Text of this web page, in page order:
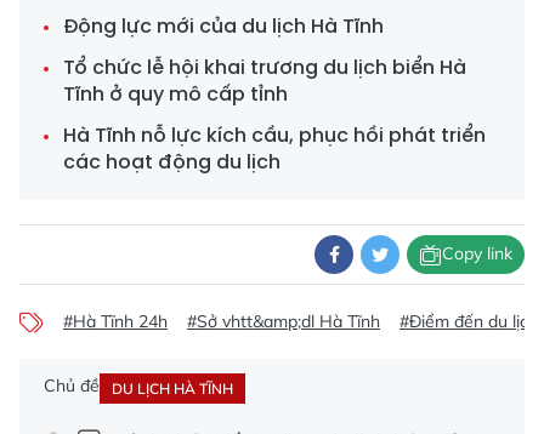
Động lực mới của du lịch Hà Tĩnh
Tổ chức lễ hội khai trương du lịch biển Hà
Tĩnh ở quy mô cấp tỉnh
Hà Tĩnh nỗ lực kích cầu, phục hồi phát triển
các hoạt động du lịch
Copy link
#Hà Tĩnh 24h #Sở vhtt&amp;dl Hà Tĩnh #Điểm đến du lịch
Chủ đề DU LỊCH HÀ TĨNH